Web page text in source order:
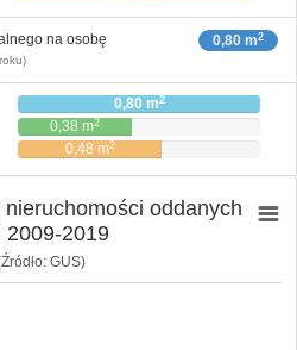
0,80 m2
na osobę
0,80 m2
0,38 m2
0,48 m2
GUS)
nieruchomości oddanych
2009-2019